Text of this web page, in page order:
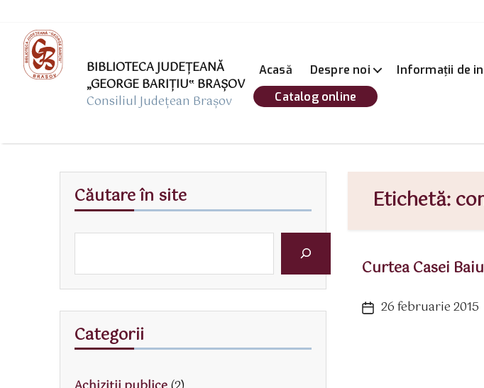
BIBLIOTECA JUDEȚEANĂ
„GEORGE BARIŢIU‟ BRAŞOV
Consiliul Județean Brașov
Acasă Despre noi Informații de
Catalog online
Etichetă:
Curtea Casei
Dată26 februarie 2015
Căutare în site
Categorii